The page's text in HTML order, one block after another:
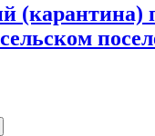
(карантина)